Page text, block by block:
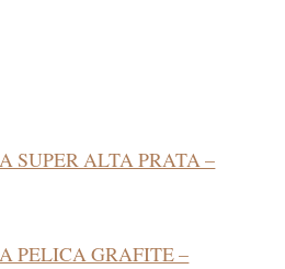
SUPER ALTA PRATA –
PELICA GRAFITE –